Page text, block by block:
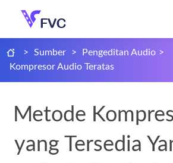
> Sumber > Pengeditan Audio >
Kompresor Audio Teratas
Metode
yang Tersedia